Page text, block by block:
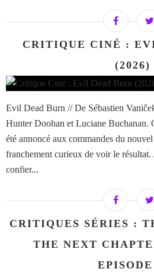
CRITIQUE CINÉ :
(2026)
Evil Dead Burn // De Sébastien
Hunter Doohan et Luciane Buchanan.
été annoncé aux commandes du
franchement curieux de voir le résultat.
confier...
CRITIQUES SÉRIES :
THE NEXT